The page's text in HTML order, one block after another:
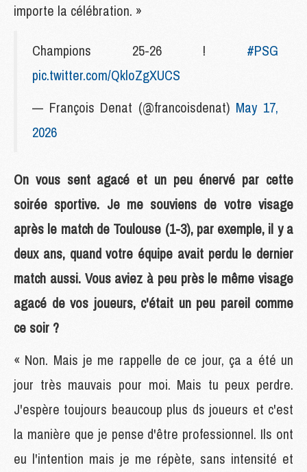
importe la célébration. »
Champions 25-26 ! #PSG
pic.twitter.com/QkloZgXUCS
— François Denat (@francoisdenat) May 17,
2026
On vous sent agacé et un peu énervé par cette
soirée sportive. Je me souviens de votre visage
après le match de Toulouse (1-3), par exemple, il y a
deux ans, quand votre équipe avait perdu le dernier
match aussi. Vous aviez à peu près le même visage
agacé de vos joueurs, c'était un peu pareil comme
ce soir ?
« Non. Mais je me rappelle de ce jour, ça a été un
jour très mauvais pour moi. Mais tu peux perdre.
J'espère toujours beaucoup plus ds joueurs et c'est
la manière que je pense d'être professionnel. Ils ont
eu l'intention mais je me répète, sans intensité et